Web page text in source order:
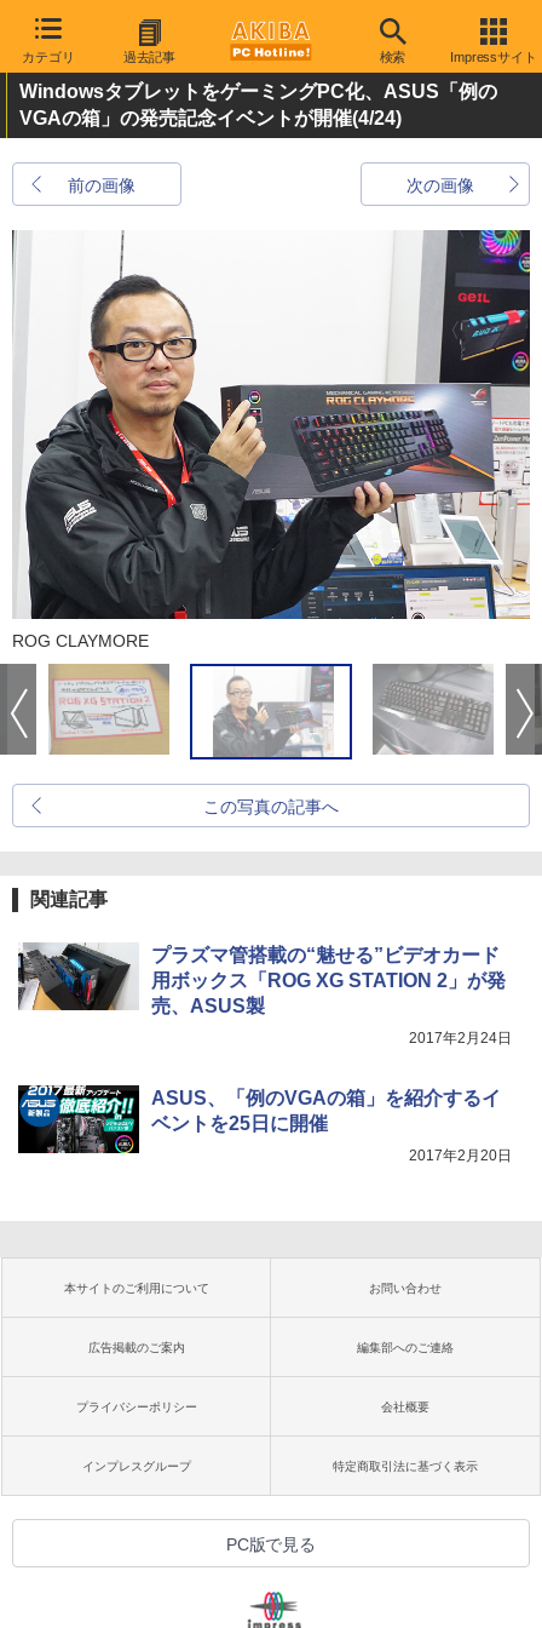
カテゴリ 過去記事 検索 Impressサイト
WindowsタブレットをゲーミングPC化、ASUS「例の
VGAの箱」の発売記念イベントが開催(4/24)
前の画像 次の画像
ROG CLAYMORE
この写真の記事へ
関連記事
プラズマ管搭載の“魅せる”ビデオカード
用ボックス「ROG XG STATION 2」が発
売、ASUS製
2017年2月24日
ASUS、「例のVGAの箱」を紹介するイ
ベントを25日に開催
2017年2月20日
本サイトのご利用について お問い合わせ
広告掲載のご案内 編集部へのご連絡
プライバシーポリシー 会社概要
インプレスグループ 特定商取引法に基づく表示
PC版で見る